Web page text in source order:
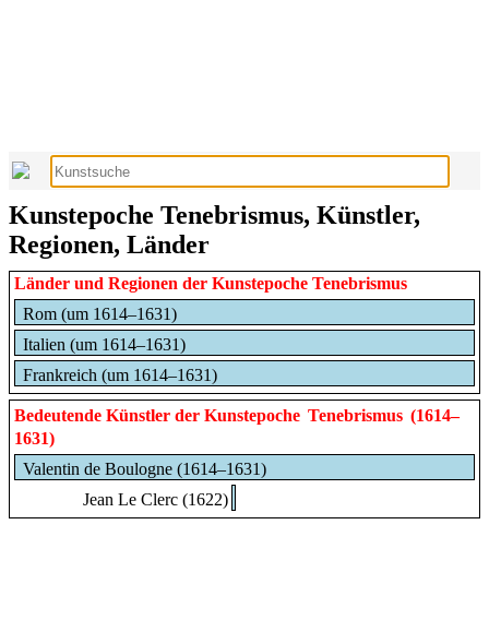
Kunstepoche Tenebrismus, Künstler,
Regionen, Länder
Länder und Regionen der Kunstepoche Tenebrismus
Rom (um 1614–1631)
Italien (um 1614–1631)
Frankreich (um 1614–1631)
Bedeutende Künstler der Kunstepoche Tenebrismus (1614–
1631)
Valentin de Boulogne (1614–1631)
Jean Le Clerc (1622)